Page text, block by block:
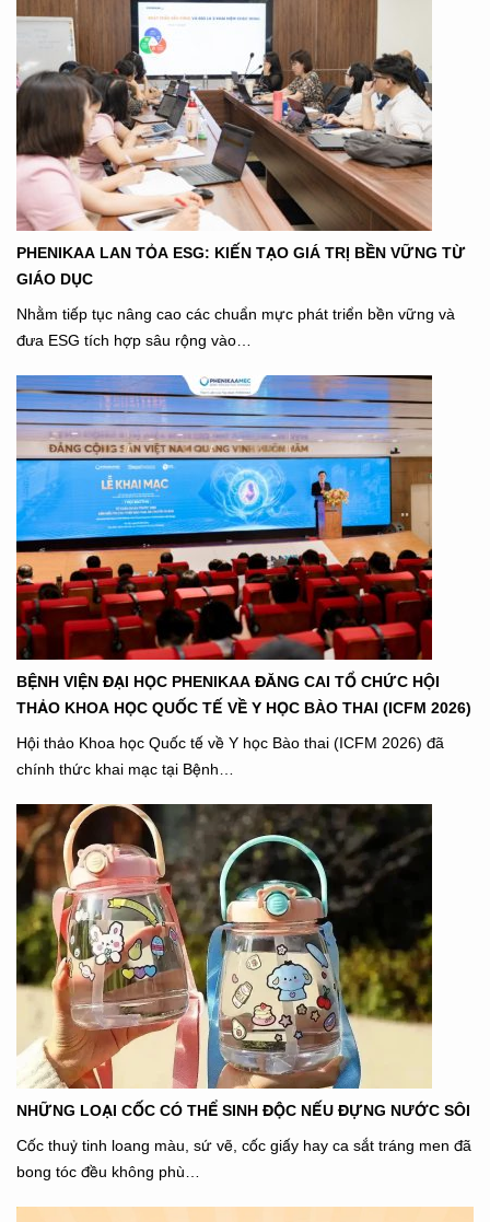
PHENIKAA LAN TỎA ESG: KIẾN TẠO GIÁ TRỊ BỀN VỮNG TỪ
GIÁO DỤC
Nhằm tiếp tục nâng cao các chuẩn mực phát triển bền vững và
đưa ESG tích hợp sâu rộng vào…
BỆNH VIỆN ĐẠI HỌC PHENIKAA ĐĂNG CAI TỔ CHỨC HỘI
THẢO KHOA HỌC QUỐC TẾ VỀ Y HỌC BÀO THAI (ICFM 2026)
Hội thảo Khoa học Quốc tế về Y học Bào thai (ICFM 2026) đã
chính thức khai mạc tại Bệnh…
NHỮNG LOẠI CỐC CÓ THỂ SINH ĐỘC NẾU ĐỰNG NƯỚC SÔI
Cốc thuỷ tinh loang màu, sứ vẽ, cốc giấy hay ca sắt tráng men đã
bong tóc đều không phù…